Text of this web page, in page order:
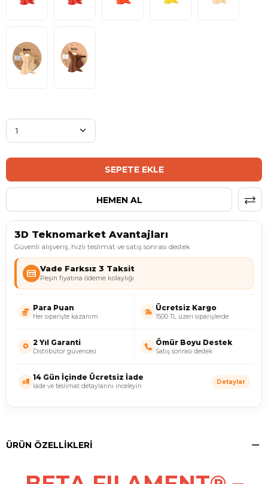
3D Teknomarket Avantajları
Güvenli alışveriş, hızlı teslimat ve satış sonrası destek
Vade Farksız 3 Taksit
Peşin fiyatına ödeme kolaylığı
Para Puan
Her siparişte kazanım
Ücretsiz Kargo
1500 TL üzeri siparişlerde
2 Yıl Garanti
Distribütör güvencesi
Ömür Boyu Destek
Satış sonrası destek
14 Gün İçinde Ücretsiz İade
İade ve teslimat detaylarını inceleyin
Detaylar
ÜRÜN ÖZELLIKLERI